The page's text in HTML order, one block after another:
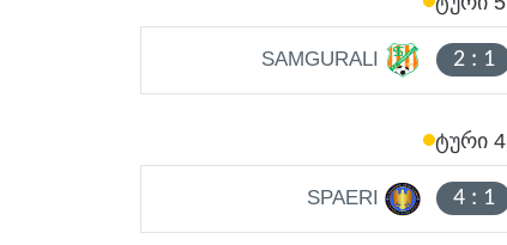
SAMGURALI 2: 1
ᲢᲣᲠᲘ 4
SPAERI 4: 1